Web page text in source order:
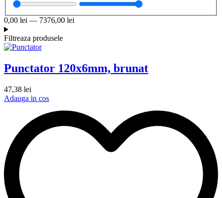
0,00 lei — 7376,00 lei
Filtreaza produsele
Punctator 120x6mm, brunat
47,38 lei
Adauga in cos